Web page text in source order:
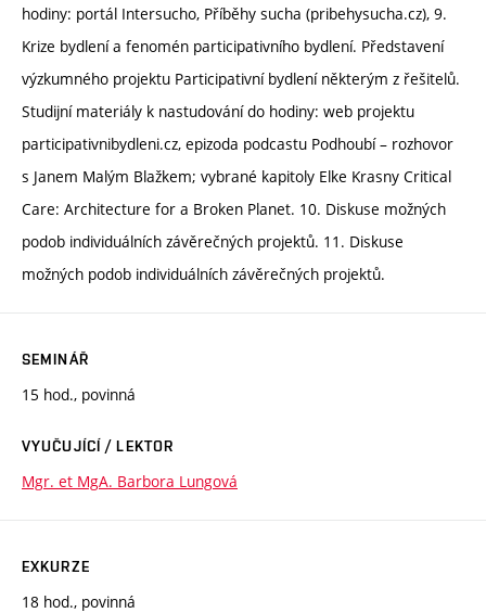
hodiny: portál Intersucho, Příběhy sucha (pribehysucha.cz), 9.
Krize bydlení a fenomén participativního bydlení. Představení
výzkumného projektu Participativní bydlení některým z řešitelů.
Studijní materiály k nastudování do hodiny: web projektu
participativnibydleni.cz, epizoda podcastu Podhoubí – rozhovor
s Janem Malým Blažkem; vybrané kapitoly Elke Krasny Critical
Care: Architecture for a Broken Planet. 10. Diskuse možných
podob individuálních závěrečných projektů. 11. Diskuse
možných podob individuálních závěrečných projektů.
SEMINÁŘ
15 hod., povinná
VYUČUJÍCÍ / LEKTOR
Mgr. et MgA. Barbora Lungová
EXKURZE
18 hod., povinná